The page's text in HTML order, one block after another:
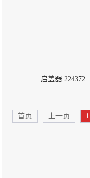
启盖器 224372
首页 上一页 1